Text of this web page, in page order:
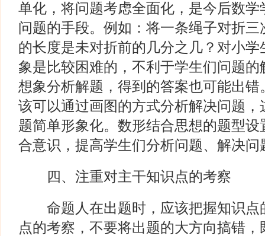
单化，将问题考虑全面化，是今后数
问题的手段。例如：将一条绳子对折
的长度是未对折前的几分之几？对小
象是比较困难的，不利于学生们问题
想象分析解题，得到的答案也可能出
该可以通过画图的方式分析解决问题
题简单形象化。数形结合思想的题型
合意识，提高学生们分析问题、解决问
四、注重对主干知识点的考察
命题人在出题时，应该把握知识点
点的考察，不要将出题的大方向搞错